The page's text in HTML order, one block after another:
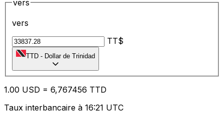
vers
vers
TT$
TTD - Dollar de Trinidad
1.00 USD = 6,767456 TTD
Taux interbancaire à 16:21 UTC